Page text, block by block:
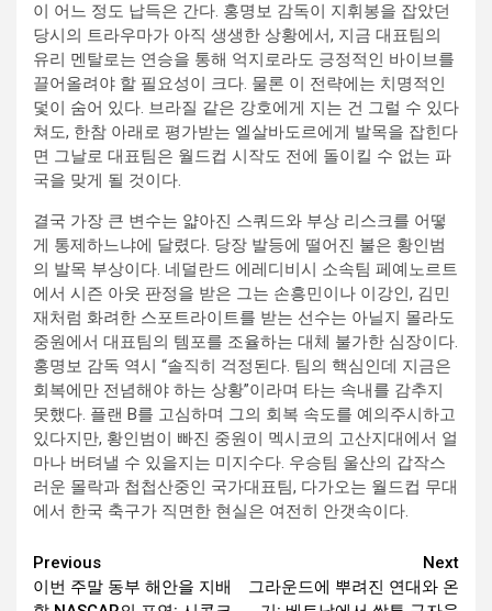
이 어느 정도 납득은 간다. 홍명보 감독이 지휘봉을 잡았던
당시의 트라우마가 아직 생생한 상황에서, 지금 대표팀의
유리 멘탈로는 연승을 통해 억지로라도 긍정적인 바이브를
끌어올려야 할 필요성이 크다. 물론 이 전략에는 치명적인
덫이 숨어 있다. 브라질 같은 강호에게 지는 건 그럴 수 있다
쳐도, 한참 아래로 평가받는 엘살바도르에게 발목을 잡힌다
면 그날로 대표팀은 월드컵 시작도 전에 돌이킬 수 없는 파
국을 맞게 될 것이다.
결국 가장 큰 변수는 얇아진 스쿼드와 부상 리스크를 어떻
게 통제하느냐에 달렸다. 당장 발등에 떨어진 불은 황인범
의 발목 부상이다. 네덜란드 에레디비시 소속팀 페예노르트
에서 시즌 아웃 판정을 받은 그는 손흥민이나 이강인, 김민
재처럼 화려한 스포트라이트를 받는 선수는 아닐지 몰라도
중원에서 대표팀의 템포를 조율하는 대체 불가한 심장이다.
홍명보 감독 역시 “솔직히 걱정된다. 팀의 핵심인데 지금은
회복에만 전념해야 하는 상황”이라며 타는 속내를 감추지
못했다. 플랜 B를 고심하며 그의 회복 속도를 예의주시하고
있다지만, 황인범이 빠진 중원이 멕시코의 고산지대에서 얼
마나 버텨낼 수 있을지는 미지수다. 우승팀 울산의 갑작스
러운 몰락과 첩첩산중인 국가대표팀, 다가오는 월드컵 무대
에서 한국 축구가 직면한 현실은 여전히 안갯속이다.
Continue
Previous
이번 주말 동부 해안을 지배
Next
그라운드에 뿌려진 연대와 온